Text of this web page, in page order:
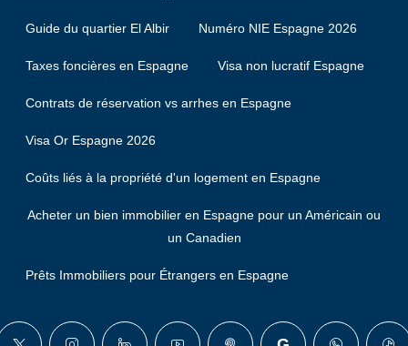
Guide du quartier El Albir Numéro NIE Espagne 2026
Taxes foncières en Espagne Visa non lucratif Espagne
Contrats de réservation vs arrhes en Espagne
Visa Or Espagne 2026
Coûts liés à la propriété d'un logement en Espagne
Acheter un bien immobilier en Espagne pour un Américain ou
un Canadien
Prêts Immobiliers pour Étrangers en Espagne